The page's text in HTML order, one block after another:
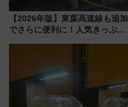
【2026年版】東葉高速線も追加
でさらに便利に！人気きっぷ
巡るなら使い勝手・コスパ抜群